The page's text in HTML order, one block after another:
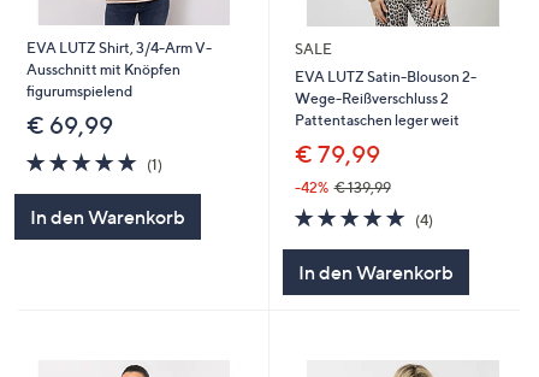
diese
anzuzeigen.
EVA LUTZ Shirt, 3/4-Arm V-
Ausschnitt mit Knöpfen
figurumspielend
€ 69,99
5.0
von
(1)1
In den Warenkorb
SALE
EVA LUTZ Satin-Blouson 2-
Wege-Reißverschluss 2
Pattentaschen leger weit
€ 79,99
-42% € 139,99
5.0
von
(4)4
In den Warenkorb